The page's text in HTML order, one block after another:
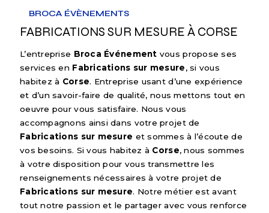
BROCA ÉVÈNEMENTS
FABRICATIONS SUR MESURE À CORSE
L’entreprise Broca Événement vous propose ses
services en Fabrications sur mesure, si vous
habitez à Corse. Entreprise usant d’une expérience
et d’un savoir-faire de qualité, nous mettons tout en
oeuvre pour vous satisfaire. Nous vous
accompagnons ainsi dans votre projet de
Fabrications sur mesure et sommes à l’écoute de
vos besoins. Si vous habitez à Corse, nous sommes
à votre disposition pour vous transmettre les
renseignements nécessaires à votre projet de
Fabrications sur mesure. Notre métier est avant
tout notre passion et le partager avec vous renforce